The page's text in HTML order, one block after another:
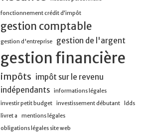
fonctionnement crédit d’impôt
gestion comptable
gestion d'entreprise gestion de l'argent
gestion financière
impôts impôt sur le revenu
indépendants
informations légales
investir petit budget
investissement débutant
ldds
livret a
mentions légales
obligations légales site web